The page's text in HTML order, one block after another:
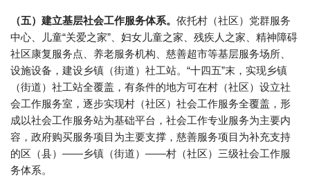
（五）建立基层社会工作服务体系。 依托村（社区）党群服务
中心、儿童“关爱之家”、妇女儿童之家、残疾人之家、精神障碍
社区康复服务点、养老服务机构、慈善超市等基层服务场所、
设施设备，建设乡镇（街道）社工站。“十四五”末，实现乡镇
（街道）社工站全覆盖，有条件的地方可在村（社区）设立社
会工作服务室，逐步实现村（社区）社会工作服务全覆盖，形
成以社会工作服务站为基础平台，社会工作专业服务为主要内
容，政府购买服务项目为主要支撑，慈善服务项目为补充支持
的区（县）——乡镇（街道）——村（社区）三级社会工作服
务体系。